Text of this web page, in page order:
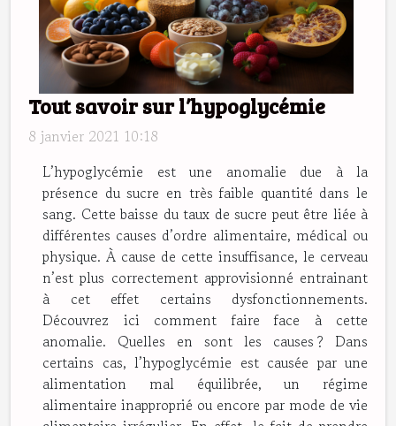
Tout savoir sur l’hypoglycémie
8 janvier 2021 10:18
L’hypoglycémie est une anomalie due à la
présence du sucre en très faible quantité dans le
sang. Cette baisse du taux de sucre peut être liée à
différentes causes d’ordre alimentaire, médical ou
physique. À cause de cette insuffisance, le cerveau
n’est plus correctement approvisionné entrainant
à cet effet certains dysfonctionnements.
Découvrez ici comment faire face à cette
anomalie. Quelles en sont les causes ? Dans
certains cas, l’hypoglycémie est causée par une
alimentation mal équilibrée, un régime
alimentaire inapproprié ou encore par mode de vie